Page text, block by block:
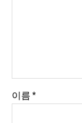
이름*